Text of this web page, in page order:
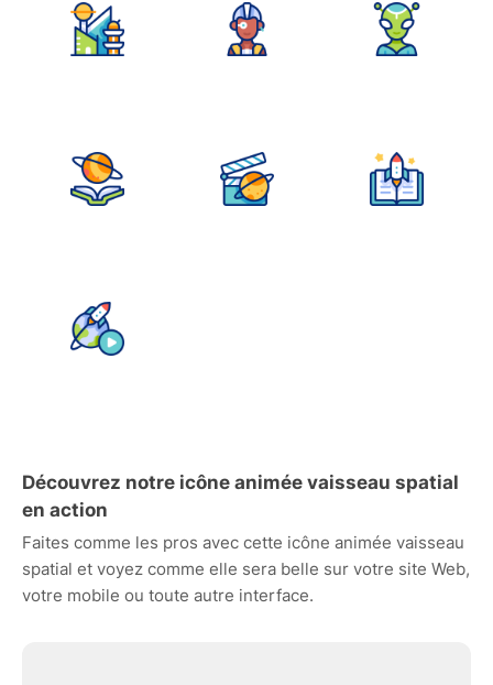
Découvrez notre icône animée vaisseau spatial
en action
Faites comme les pros avec cette icône animée vaisseau
spatial et voyez comme elle sera belle sur votre site Web,
votre mobile ou toute autre interface.